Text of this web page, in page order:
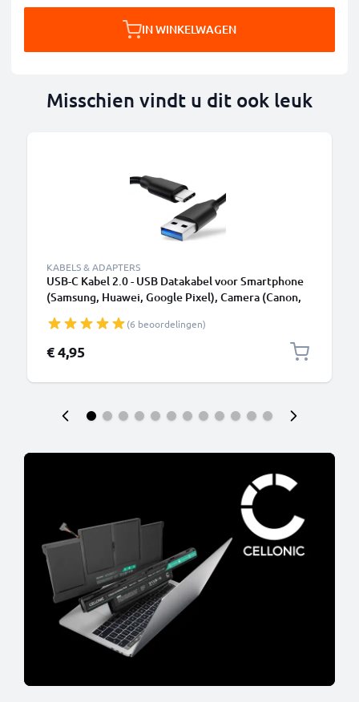
IN WINKELWAGEN
Misschien vindt u dit ook leuk
KABELS & ADAPTERS
USB-C Kabel 2.0 - USB Datakabel voor Smartphone
(Samsung, Huawei, Google Pixel), Camera (Canon,
Oplaadkabel USB C Stekker
(6 beoordelingen)
€ 4,95